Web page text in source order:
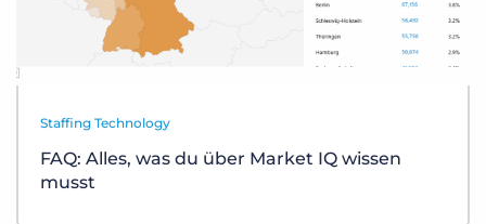
Staffing Technology
FAQ: Alles, was du über Market IQ wissen
musst